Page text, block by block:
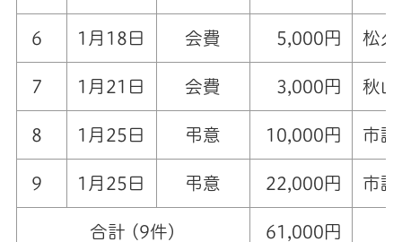
6 1月18日 会費 5,000円 松久
7 1月21日 会費 3,000円 秋山
8 1月25日 弔意 10,000円 市
9 1月25日 弔意 22,000円 市
合計 (9件) 61,000円